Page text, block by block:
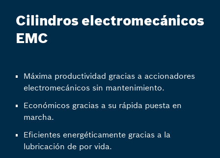
Cilindros electromecánicos
EMC
Máxima productividad gracias a accionadores
electromecánicos sin mantenimiento.
Económicos gracias a su rápida puesta en
marcha.
Eficientes energéticamente gracias a la
lubricación de por vida.